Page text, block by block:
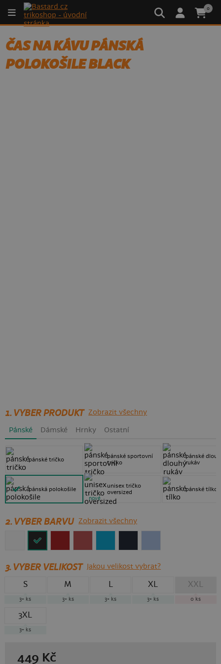
0
ČAS NA KÁVU PÁNSKÁ
POLOKOŠILE BLACK
1. VYBER PRODUKT Zobrazit všechny
Pánské Dámské Hrnky Ostatní
pánské tričko
pánská polokošile
pánské sportovní
tričko
unisex tričko
oversized
nové
pánské
rukáv
pánské tílko
2. VYBER BARVU Zobrazit všechny
3.VYBER VELIKOST Jakou velikost vybrat?
S
3+ ks
M
3+ ks
L
3+ ks
XL
3+ ks
XXL
0 ks
3XL
3+ ks
449 Kč